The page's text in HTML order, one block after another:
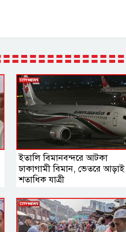
ইতালি বিমানবন্দরে আটকা
ঢাকাগামী বিমান, ভেতরে আড়াই
শতাধিক যাত্রী